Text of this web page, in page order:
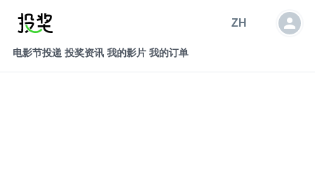
ZH
电影节投递 投奖资讯 我的影片 我的订单